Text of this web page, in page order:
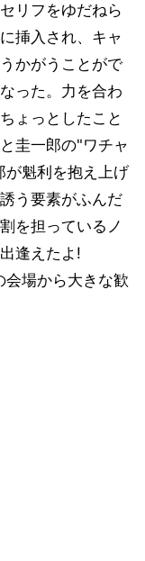
リフをゆだねら
挿入され、キャ
かがうことがで
った。力を合わ
ょっとしたこと
圭一郎の"ワチャ
が魁利を抱え上げ
う要素がふんだ
を担っているノ
逢えたよ!
場から大きな歓